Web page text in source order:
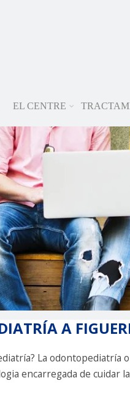
EL CENTRE
A
La odontopediatría
encarregada de cuidar